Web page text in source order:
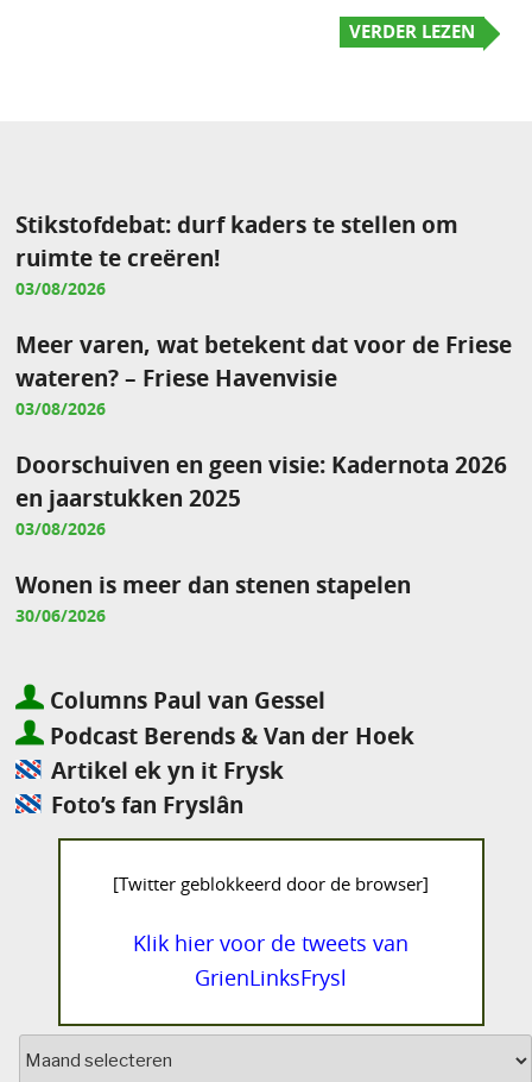
VERDER LEZEN
Stikstofdebat: durf kaders te stellen om
ruimte te creëren!
03/08/2026
Meer varen, wat betekent dat voor de Friese
wateren? – Friese Havenvisie
03/08/2026
Doorschuiven en geen visie: Kadernota 2026
en jaarstukken 2025
03/08/2026
Wonen is meer dan stenen stapelen
30/06/2026
Columns Paul van Gessel
Podcast Berends & Van der Hoek
Artikel ek yn it Frysk
Foto’s fan Fryslân
[Twitter geblokkeerd door de browser]
Klik hier voor de tweets van
GrienLinksFrysl